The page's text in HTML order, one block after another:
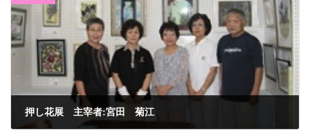
押し花展 主宰者:宮田 菊江